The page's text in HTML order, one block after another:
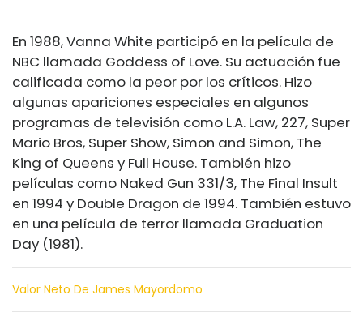
En 1988, Vanna White participó en la película de
NBC llamada Goddess of Love. Su actuación fue
calificada como la peor por los críticos. Hizo
algunas apariciones especiales en algunos
programas de televisión como L.A. Law, 227, Super
Mario Bros, Super Show, Simon and Simon, The
King of Queens y Full House. También hizo
películas como Naked Gun 331/3, The Final Insult
en 1994 y Double Dragon de 1994. También estuvo
en una película de terror llamada Graduation
Day (1981).
Valor Neto De James Mayordomo